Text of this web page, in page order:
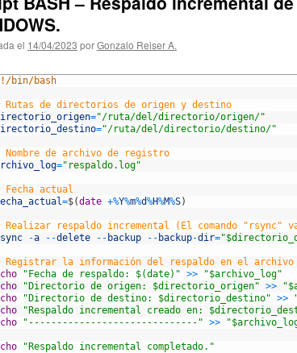
el 14/04/2023 porGonzalo Reiser A.
bin/bash
Rutas de directorios de origen y destino
="/ruta/del/directorio/origen/"
="/ruta/del/directorio/destino/"
Nombre de archivo de registro
="respaldo.log"
Fecha actual
=$(date +%Y%m%d%H%M%S)
Realizar respaldo incremental (El comando "rsync"
-a --delete -- backup -- backup-dir=
Registrar la información del respaldo en el
"Fecha de respaldo: $(date)" >>
"$archivo_log"
"Directorio de origen: $directorio_origen" >>
"Directorio de destino: $directorio_destino" >>
"Respaldo incremental creado en:
"------------------------------" >>
"Respaldo incremental completado."